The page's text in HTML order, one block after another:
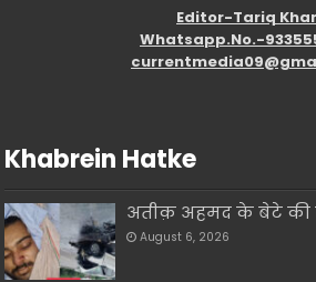
Editor-Tariq
Whatsapp.No.-
Khabrein Hatke
अतीक़ अहमद के बेटे की
August 6, 2026